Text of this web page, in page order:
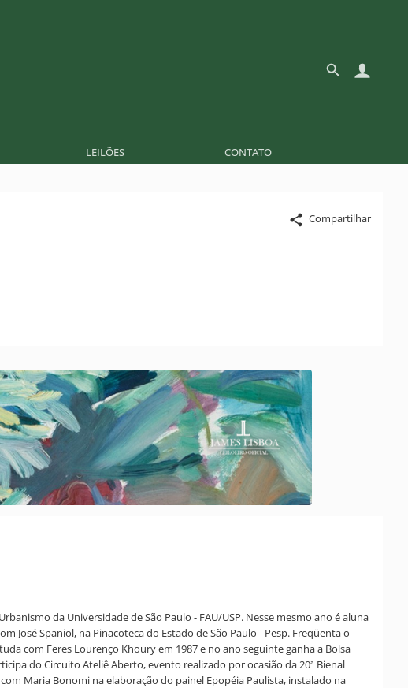
LEILÕES CONTATO
Compartilhar
da Universidade de São Paulo - FAU/USP. Nesse mesmo ano é aluna
José Spaniol, na Pinacoteca do Estado de São Paulo - Pesp. Freqüenta o
com Feres Lourenço Khoury em 1987 e no ano seguinte ganha a Bolsa
do Circuito Ateliê Aberto, evento realizado por ocasião da 20ª Bienal
Maria Bonomi na elaboração do painel Epopéia Paulista, instalado na